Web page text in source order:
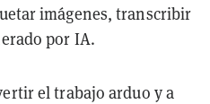
imágenes, transcribir
por IA.
el trabajo arduo y a